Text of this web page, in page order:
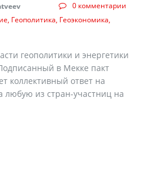
0 комментарии
Геополитика Геоэкономика
геополитики и энергетики
в Мекке пакт
коллективный ответ на
любую из стран-участниц на